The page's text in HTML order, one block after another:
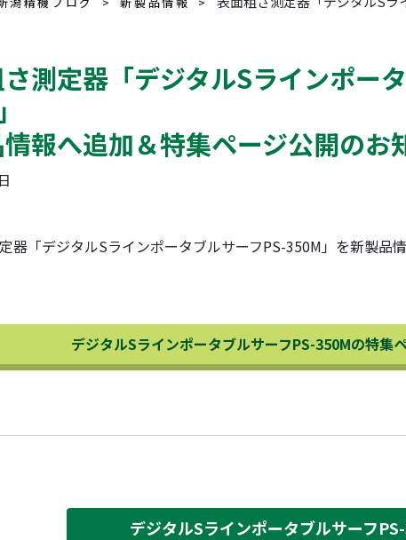
測定器「デジタルSラインポー
報へ追加＆特集ページ公開のお
器「デジタルSラインポータブルサーフPS-350M」を新製品
デジタルSラインポータブルサーフPS-350Mの特集
デジタルSラインポータブルサーフ